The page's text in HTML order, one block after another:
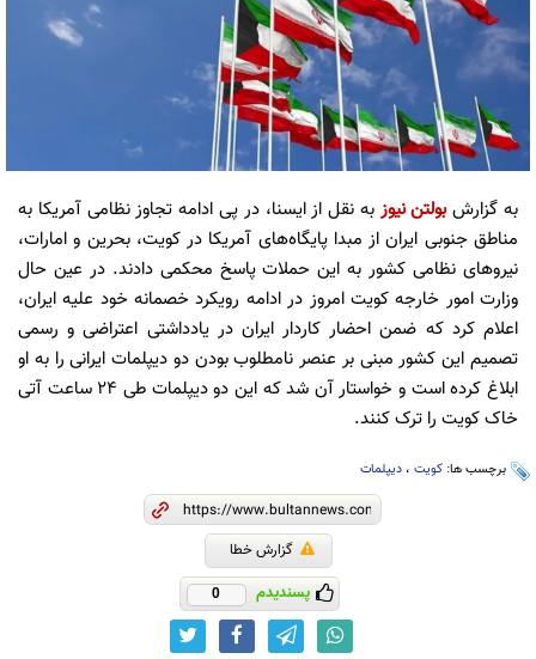
به گزارشبولتن نیوز به نقل از ایسنا، در پی ادامه تجاوز نظامی آمریکا به
مناطق جنوبی ایران از مبدا پایگاه‌های آمریکا در کویت، بحرین و امارات،
نیروهای نظامی کشور به این حملات پاسخ محکمی دادند. در عین حال
وزارت امور خارجه کویت امروز در ادامه رویکرد خصمانه خود علیه ایران،
اعلام کرد که ضمن احضار کاردار ایران در یادداشتی اعتراضی و رسمی
تصمیم این کشور مبنی بر عنصر نامطلوب بودن دو دیپلمات ایرانی را به او
ابلاغ کرده است و خواستار آن شد که این دو دیپلمات طی ۲۴ ساعت آتی
خاک کویت را ترک کنند.
برچسب ها: کویت ، دیپلمات
گزارش خطا
پسندیدم 0